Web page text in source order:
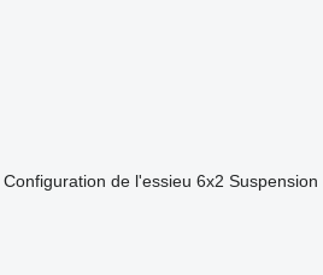
Configuration de l'essieu 6x2 Suspension